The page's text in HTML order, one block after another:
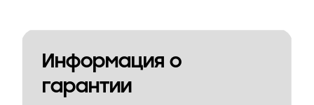
Информация о
гарантии